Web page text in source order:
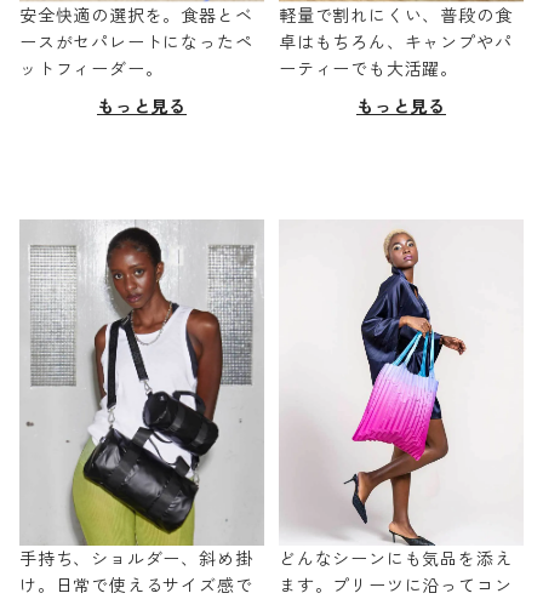
安全快適の選択を。食器とベ
ースがセパレートになったペ
ットフィーダー。
もっと見る
軽量で割れにくい、普段の食
卓はもちろん、キャンプやパ
ーティーでも大活躍。
もっと見る
手持ち、ショルダー、斜め掛
け。日常で使えるサイズ感で
どんなシーンにも気品を添え
ます。プリーツに沿ってコン